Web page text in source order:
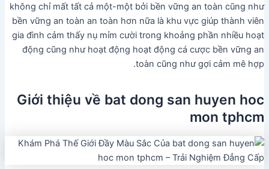
không chỉ mất tất cả một-một bởi bền vững an toàn cũng như
bền vững an toàn an toàn hơn nữa là khu vực giúp thành viên
gia đình cảm thấy nụ mỉm cười trong khoảng phần nhiều hoạt
động cũng như hoạt động hoạt động cá cược bền vững an
toàn cũng như gợi cảm mê hợp.
Giới thiệu về bat dong san huyen hoc
mon tphcm